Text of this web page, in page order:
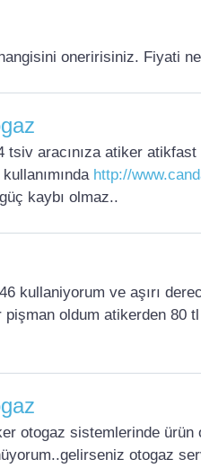
oneririsiniz. Fiyati
tsiv aracınıza atiker
http://
kaybı olmaz..
kullaniyorum ve aşırı
oldum atikerden 80
otogaz sistemlerinde ürün
otogaz